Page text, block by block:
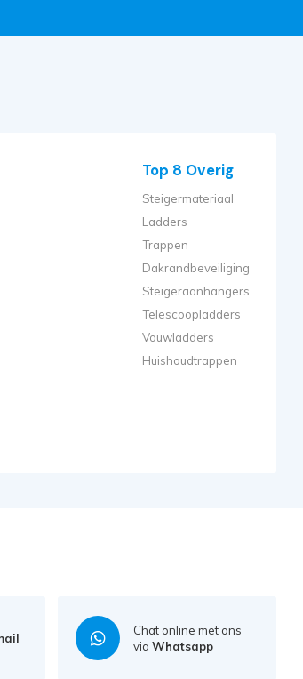
Top 8 Overig
Steigermateriaal
Ladders
Trappen
Dakrandbeveiliging
Steigeraanhangers
Telescoopladders
Vouwladders
Huishoudtrappen
Chat online met ons
viaWhatsapp